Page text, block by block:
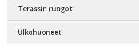
Terassin rungot
Ulkohuoneet